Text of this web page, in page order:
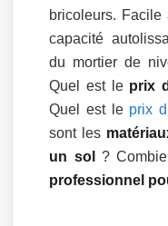
bricoleurs.
capacité
du mortier de
Quel est le prix
Quel est le prix
sont les
un sol
?
professionnel